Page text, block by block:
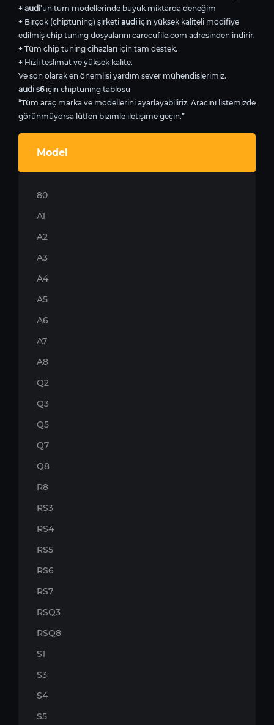
+ audi’un tüm modellerinde büyük miktarda deneğim
+ Birçok (chiptuning) şirketi audi için yüksek kaliteli modifiye
edilmiş chip tuning dosyalarını carecufile.com adresinden indirir.
+ Tüm chip tuning cihazları için tam destek.
+ Hızlı teslimat ve yüksek kalite.
Ve son olarak en önemlisi yardım sever mühendislerimiz.
audi s6için chiptuning tablosu
“Tüm araç marka ve modellerini ayarlayabiliriz. Aracını listemizde
görünmüyorsa lütfen bizimle iletişime geçin.”
Model
80
A1
A2
A3
A4
A5
A6
A7
A8
Q2
Q3
Q5
Q7
Q8
R8
RS3
RS4
RS5
RS6
RS7
RSQ3
RSQ8
S1
S3
S4
S5